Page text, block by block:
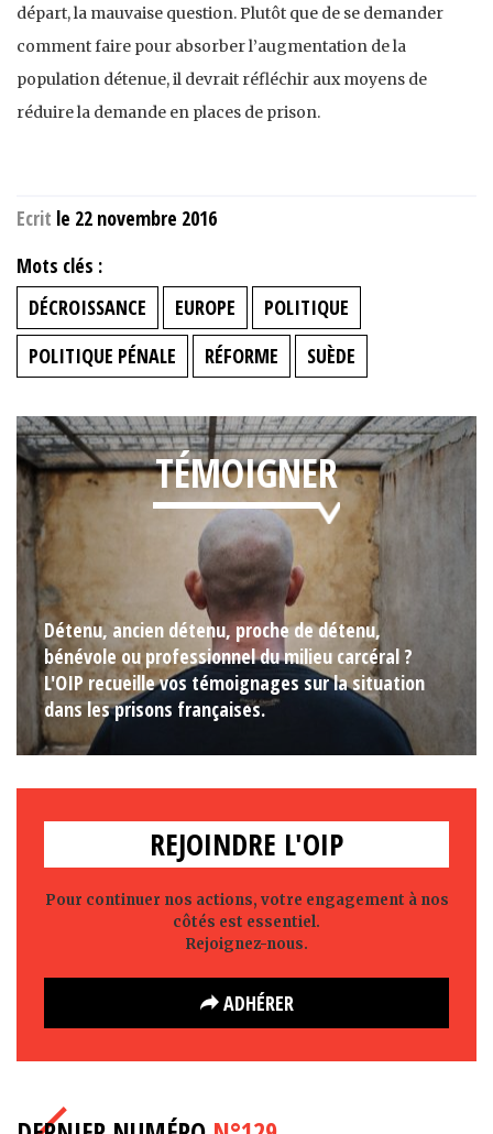
départ, la mauvaise question. Plutôt que de se demander
comment faire pour absorber l’augmentation de la
population détenue, il devrait réfléchir aux moyens de
réduire la demande en places de prison.
Ecrit le 22 novembre 2016
Mots clés :
DÉCROISSANCE
EUROPE
POLITIQUE
POLITIQUE PÉNALE
RÉFORME SUÈDE
TÉMOIGNER
Détenu, ancien détenu, proche de détenu,
bénévole ou professionnel du milieu carcéral ?
L'OIP recueille vos témoignages sur la situation
dans les prisons françaises.
REJOINDRE L'OIP
Pour continuer nos actions, votre engagement à nos
côtés est essentiel.
Rejoignez-nous.
ADHÉRER